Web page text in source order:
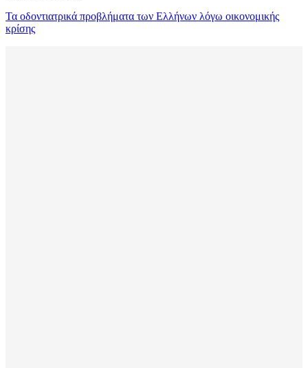
Τα οδοντιατρικά προβλήματα των Ελλήνων λόγω οικονομικής
κρίσης